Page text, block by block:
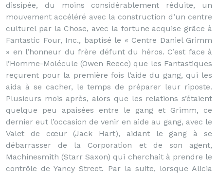
dissipée, du moins considérablement réduite, un
mouvement accéléré avec la construction d’un centre
culturel par la Chose, avec la fortune acquise grâce à
Fantastic Four, Inc., baptisé le « Centre Daniel Grimm
» en l’honneur du frère défunt du héros. C’est face à
l’Homme-Molécule (Owen Reece) que les Fantastiques
reçurent pour la première fois l’aide du gang, qui les
aida à se cacher, le temps de préparer leur riposte.
Plusieurs mois après, alors que les relations s’étaient
quelque peu apaisées entre le gang et Grimm, ce
dernier eut l’occasion de venir en aide au gang, avec le
Valet de cœur (Jack Hart), aidant le gang à se
débarrasser de la Corporation et de son agent,
Machinesmith (Starr Saxon) qui cherchait à prendre le
contrôle de Yancy Street. Par la suite, lorsque Alicia